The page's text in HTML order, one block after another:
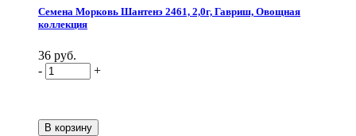
Семена Морковь Шантенэ 2461, 2,0г, Гавриш, Овощная
коллекция
36 руб.
-
+